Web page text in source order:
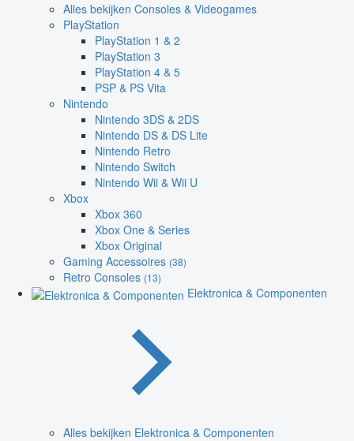
Alles bekijken Consoles & Videogames
PlayStation
PlayStation 1 & 2
PlayStation 3
PlayStation 4 & 5
PSP & PS Vita
Nintendo
Nintendo 3DS & 2DS
Nintendo DS & DS Lite
Nintendo Retro
Nintendo Switch
Nintendo Wii & Wii U
Xbox
Xbox 360
Xbox One & Series
Xbox Original
Gaming Accessoires (38)
Retro Consoles (13)
Elektronica & Componenten
Alles bekijken Elektronica & Componenten